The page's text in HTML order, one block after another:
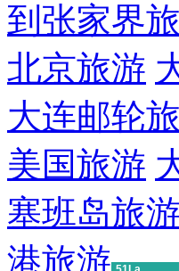
到张家界
北京旅游
大连邮轮
美国旅游
塞班岛旅游
港旅游